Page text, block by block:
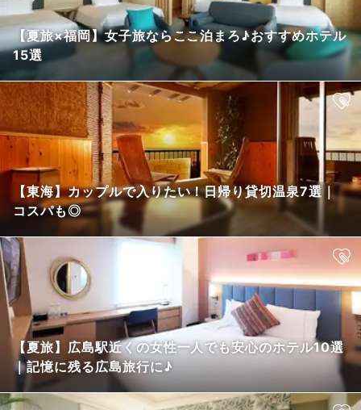
【夏旅×福岡】女子旅ならここ泊まろ♪おすすめホテル
15選
【東海】カップルで入りたい！日帰り貸切温泉7選｜
コスパも◎
【夏旅】広島駅近くの女性一人でも安心のホテル10選
｜記憶に残る広島旅行に♪